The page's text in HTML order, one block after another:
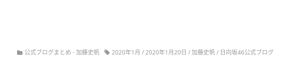
公式ブログまとめ -加藤史帆 2020年1月 /2020年1月20日 /加藤史帆/ 日向坂46公式ブログ